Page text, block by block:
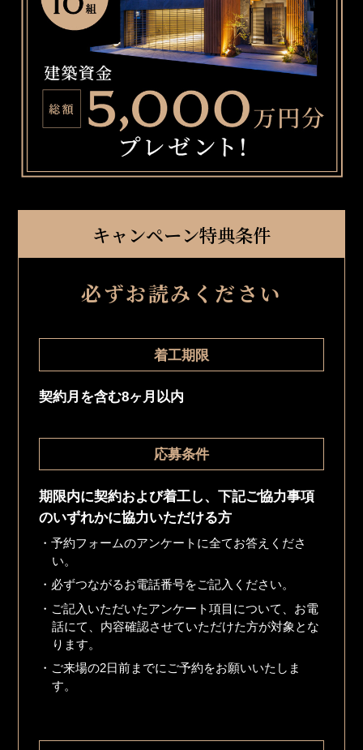
キャンペーン特典条件
必ずお読みください
着工期限
契約月を含む8ヶ月以内
応募条件
期限内に契約および着工し、下記ご協力事項
のいずれかに協力いただける方
・予約フォームのアンケートに全てお答えくださ
い。
・必ずつながるお電話番号をご記入ください。
・ご記入いただいたアンケート項目について、お電
話にて、内容確認させていただけた方が対象とな
ります。
・ご来場の2日前までにご予約をお願いいたしま
す。